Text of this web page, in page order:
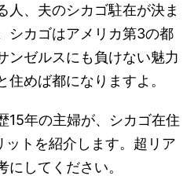
人、夫のシカゴ駐在が決ま
シカゴはアメリカ第3の都
ンゼルスにも負けない魅力
めば都になりますよ。
15年の主婦が、シカゴ在住
トを紹介します。超リア
にしてください。